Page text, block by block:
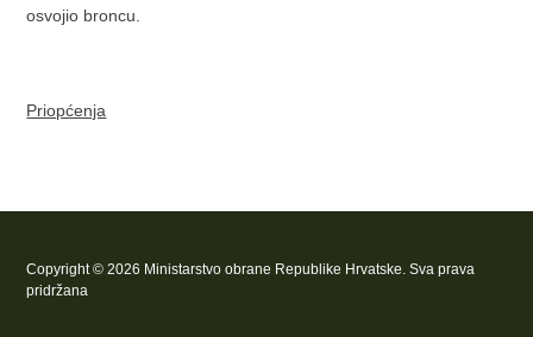
osvojio broncu.
Priopćenja
Copyright © 2026 Ministarstvo obrane Republike Hrvatske. Sva prava
pridržana